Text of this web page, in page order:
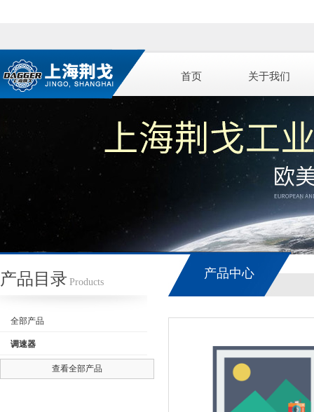
首页 关于我们
产品目录 Products
全部产品
调速器
查看全部产品
产品中心